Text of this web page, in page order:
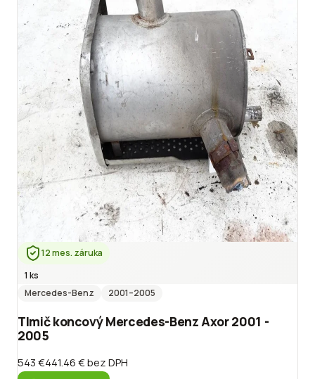
12 mes. záruka
1 ks
Mercedes-Benz
2001–2005
Tlmič koncový Mercedes-Benz Axor 2001 -
2005
543 €441.46 €bez DPH